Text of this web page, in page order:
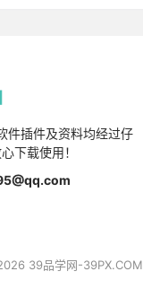
件插件及资料均经过仔
下载使用！
39品学网-39PX.COM